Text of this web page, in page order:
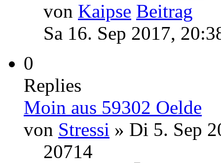
von Kaipse
Sa 16. Sep 2017,
0
Replies
Moin aus 59302 Oelde
von Stressi » Di 5. Sep
20714